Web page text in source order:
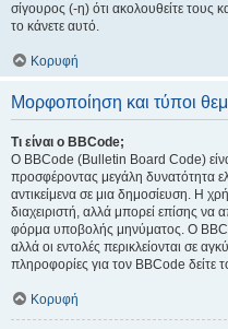
σίγουρος (-η) ότι ακολουθείτε τους
το κάνετε αυτό.
Κορυφή
Μορφοποίηση και τύποι
Τι είναι ο BBCode;
Ο BBCode (Bulletin Board Code)
προσφέροντας μεγάλη δυνατότητα
αντικείμενα σε μια δημοσίευση. Η
διαχειριστή, αλλά μπορεί επίσης να
φόρμα υποβολής μηνύματος. Ο
αλλά οι εντολές περικλείονται σε
πληροφορίες για τον BBCode
Κορυφή